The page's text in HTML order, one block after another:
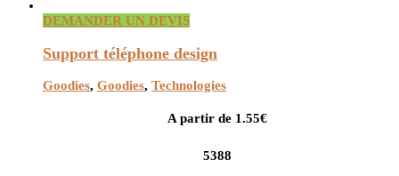
DEMANDER UN DEVIS
Support téléphone design
Goodies, Goodies, Technologies
A partir de 1.55€
5388